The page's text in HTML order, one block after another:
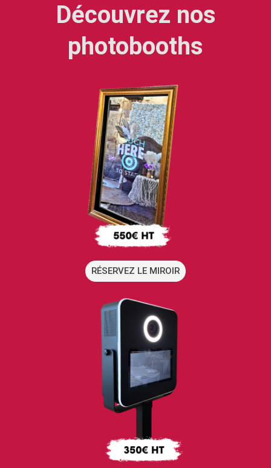
Découvrez nos
photobooths
RÉSERVEZ LE MIROIR